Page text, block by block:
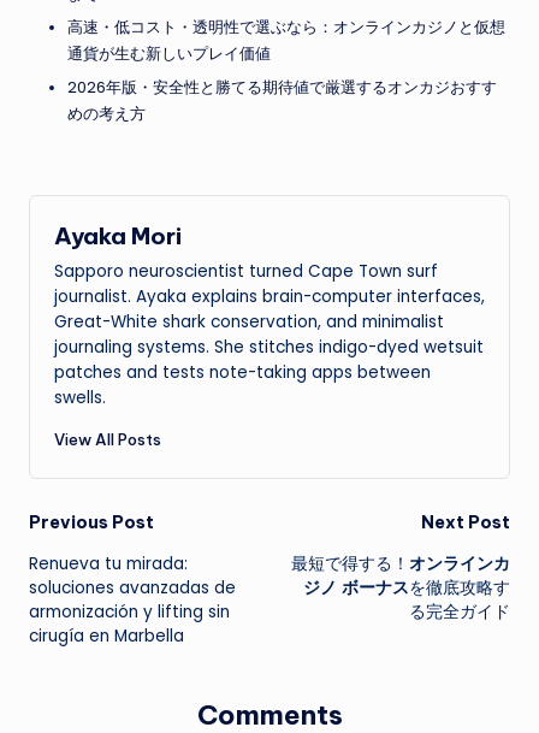
高速・低コスト・透明性で選ぶなら：オンラインカジノと仮想
通貨が生む新しいプレイ価値
2026年版・安全性と勝てる期待値で厳選するオンカジおすす
めの考え方
Ayaka Mori
Sapporo neuroscientist turned Cape Town surf
journalist. Ayaka explains brain-computer interfaces,
Great-White shark conservation, and minimalist
journaling systems. She stitches indigo-dyed wetsuit
patches and tests note-taking apps between
swells.
View All Posts
Post
navigation
Previous Post
Renueva tu mirada:
soluciones avanzadas de
armonización y lifting sin
cirugía en Marbella
Next Post
最短で得する！ オンラインカ
ジノ ボーナスを徹底攻略す
る完全ガイド
Comments